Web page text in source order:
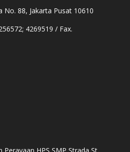
No. 88, Jakarta Pusat 10610
4269519 / Fax.